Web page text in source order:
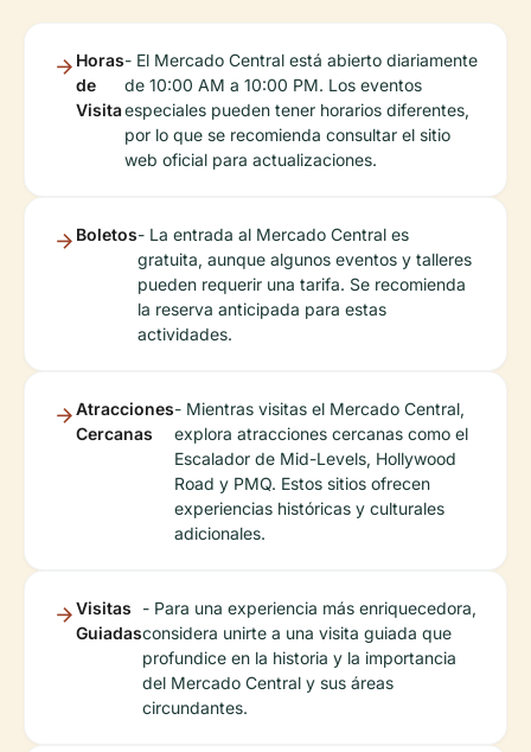
Horas
de
Visita
- El Mercado Central está abierto diariamente
de 10:00 AM a 10:00 PM. Los eventos
especiales pueden tener horarios diferentes,
por lo que se recomienda consultar el sitio
web oficial para actualizaciones.
Boletos- La entrada al Mercado Central es
gratuita, aunque algunos eventos y talleres
pueden requerir una tarifa. Se recomienda
la reserva anticipada para estas
actividades.
Atracciones
Cercanas
- Mientras visitas el Mercado Central,
explora atracciones cercanas como el
Escalador de Mid-Levels, Hollywood
Road y PMQ. Estos sitios ofrecen
experiencias históricas y culturales
adicionales.
Visitas
Guiadas
- Para una experiencia más enriquecedora,
considera unirte a una visita guiada que
profundice en la historia y la importancia
del Mercado Central y sus áreas
circundantes.